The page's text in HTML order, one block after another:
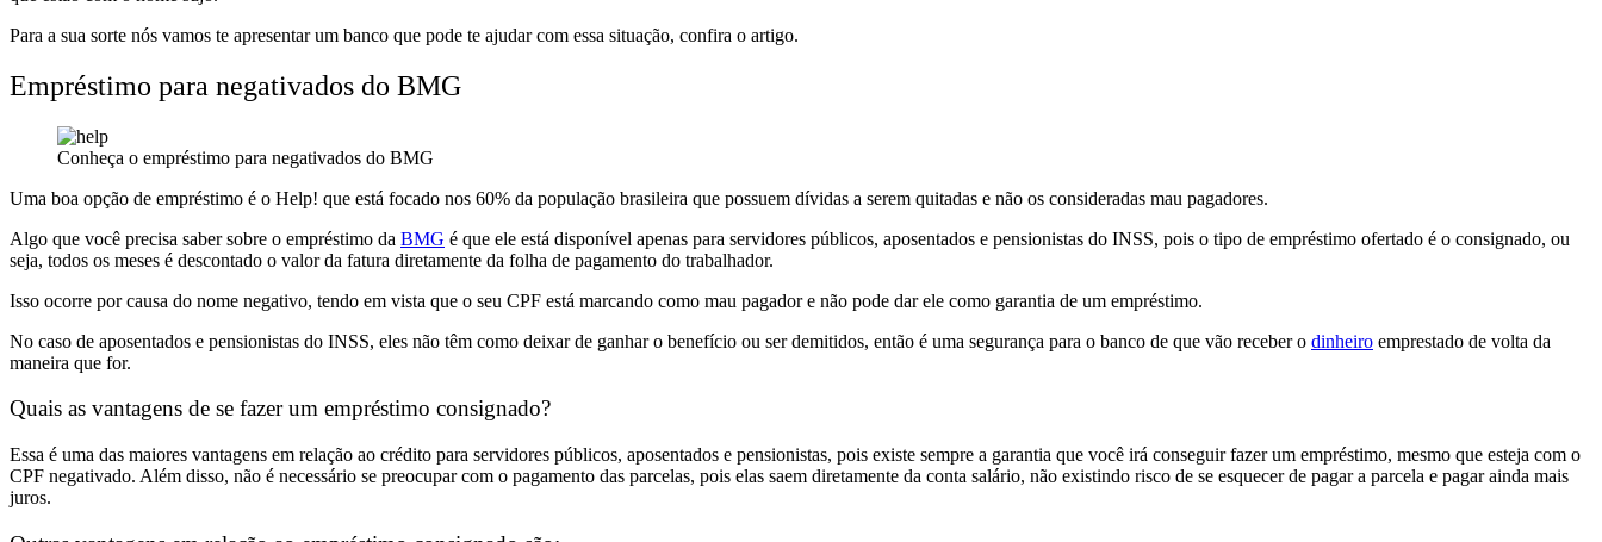
Para a sua sorte nós vamos te apresentar um banco que pode te ajudar com essa situação, confira o artigo.
Empréstimo para negativados do BMG
Conheça o empréstimo para negativados do BMG
Uma boa opção de empréstimo é o Help! que está focado nos 60% da população brasileira que possuem dívidas a serem quitadas e não os consideradas mau pagadores.
Algo que você precisa saber sobre o empréstimo da BMG é que ele está disponível apenas para servidores públicos, aposentados e pensionistas do INSS, pois o tipo de empréstimo ofertado é o consignado, ou
seja, todos os meses é descontado o valor da fatura diretamente da folha de pagamento do trabalhador.
Isso ocorre por causa do nome negativo, tendo em vista que o seu CPF está marcando como mau pagador e não pode dar ele como garantia de um empréstimo.
No caso de aposentados e pensionistas do INSS, eles não têm como deixar de ganhar o benefício ou ser demitidos, então é uma segurança para o banco de que vão receber o dinheiro emprestado de volta da
maneira que for.
Quais as vantagens de se fazer um empréstimo consignado?
Essa é uma das maiores vantagens em relação ao crédito para servidores públicos, aposentados e pensionistas, pois existe sempre a garantia que você irá conseguir fazer um empréstimo, mesmo que esteja com o
CPF negativado. Além disso, não é necessário se preocupar com o pagamento das parcelas, pois elas saem diretamente da conta salário, não existindo risco de se esquecer de pagar a parcela e pagar ainda mais
juros.